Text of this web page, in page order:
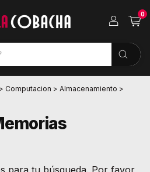
0
> Computacion > Almacenamiento >
para tu búsqueda. Por favor,